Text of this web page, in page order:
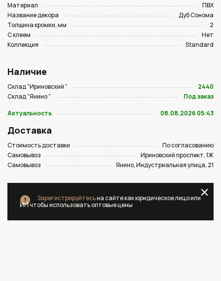
Материал
ПВХ
Название декора
Дуб Сонома
Толщина кромки, мм
2
С клеем
Нет
Коллекция
Standard
Наличие
Склад "Ириновский "
2440
Склад "Янино "
Под заказ
Актуальность
08.08.2026 05:43
Доставка
Стоимость доставки
По согласованию
Самовывоз
Ириновский проспект, 1Ж
Самовывоз
Янино, Индустриальная улица, 21
Зарегистрируйтесьна сайте как юридическое лицо или
ИП чтобы использовать оптовые цены